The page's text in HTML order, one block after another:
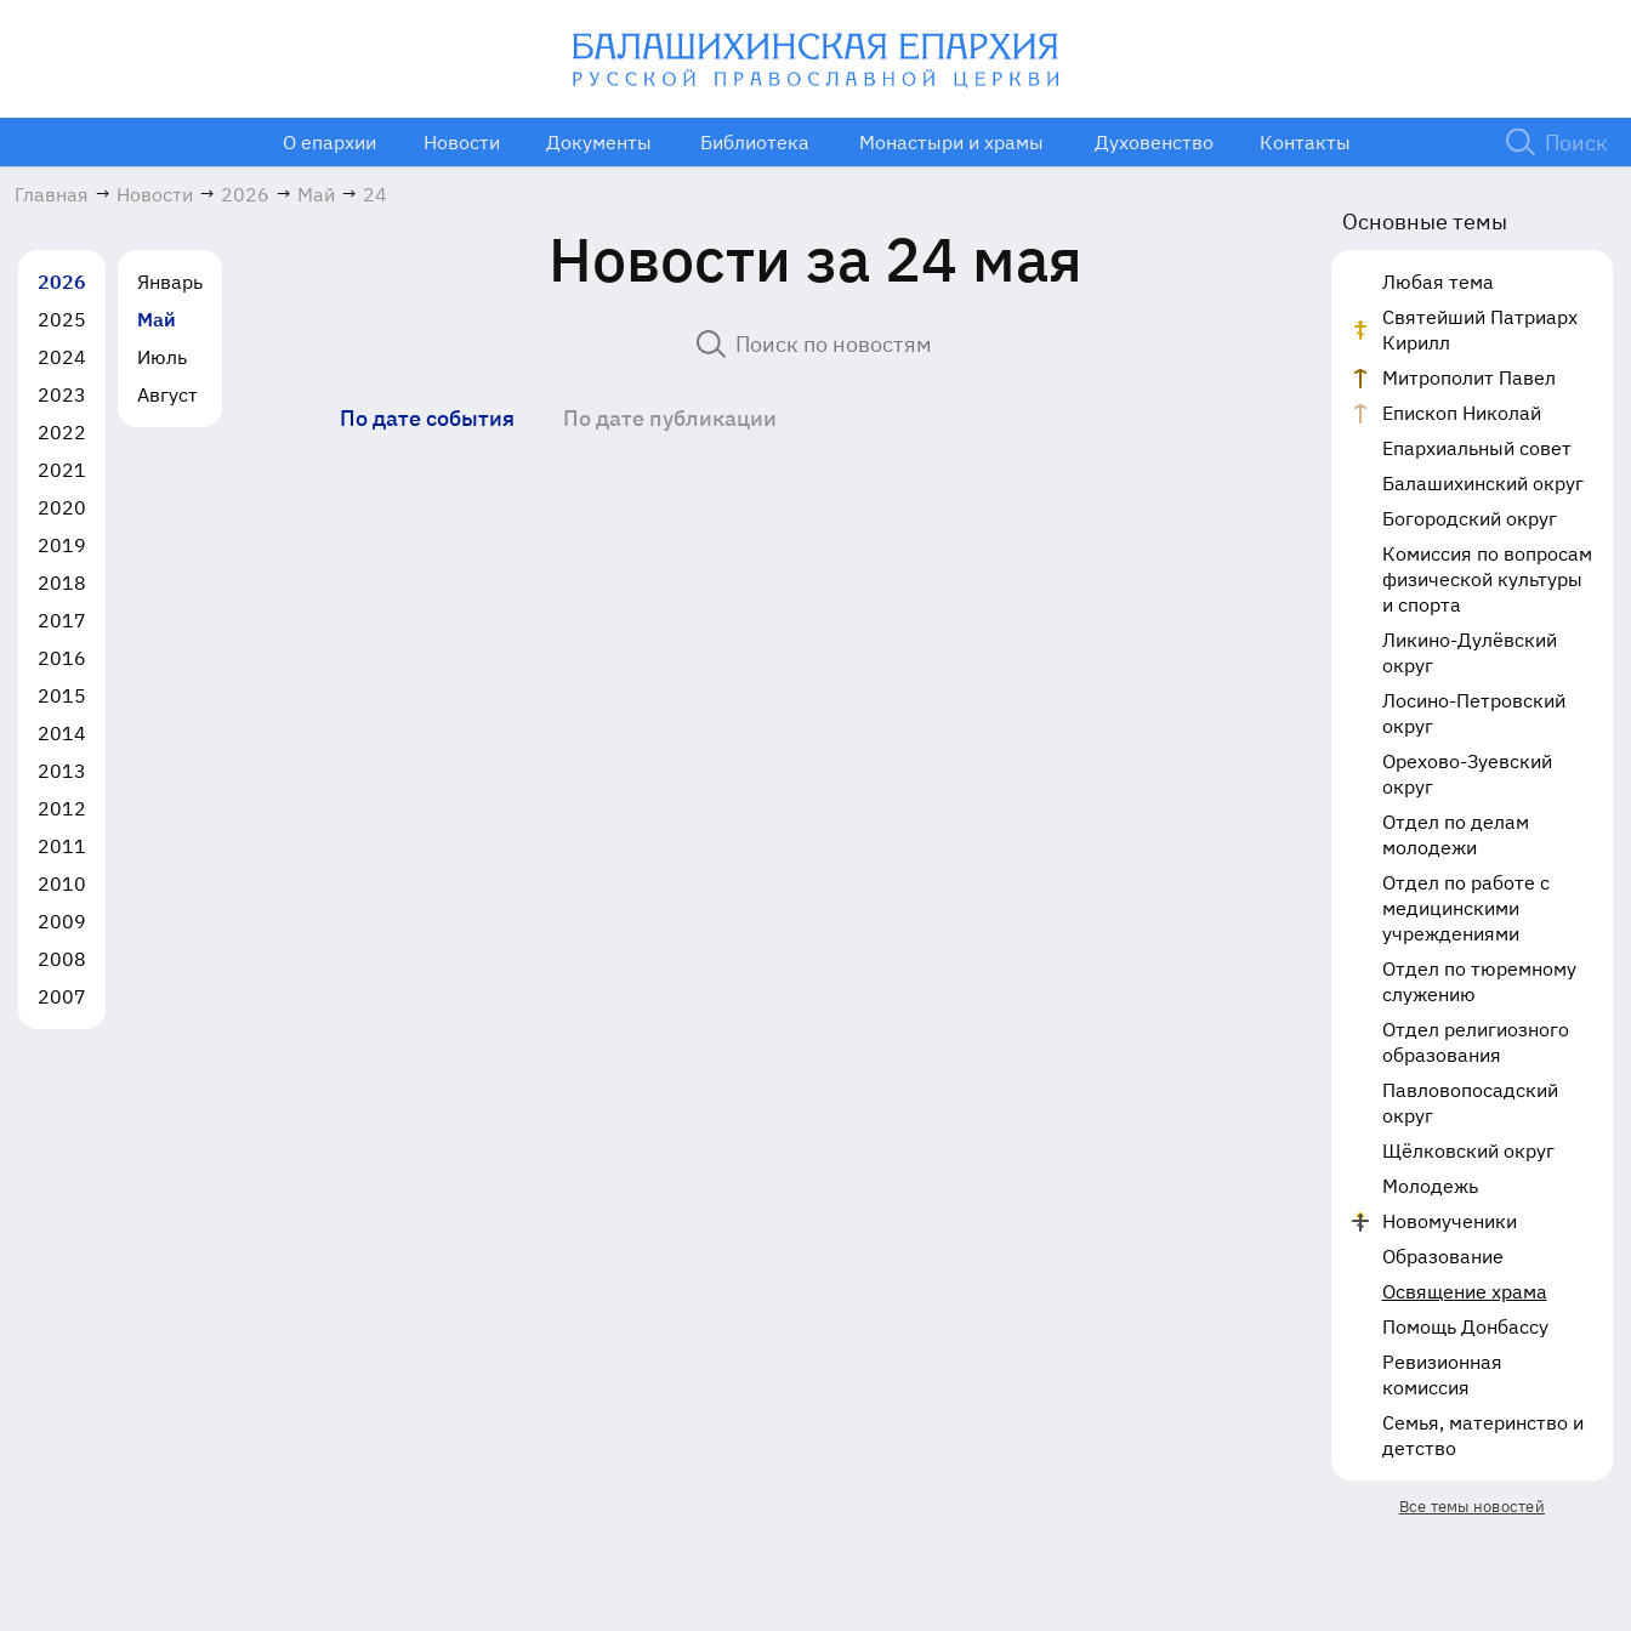
О епархии Новости Документы Библиотека Монастыри и храмы Духовенство Контакты
Главная → Новости → 2026 → Май → 24
2026
2025
2024
2023
2022
2021
2020
2019
2018
2017
2016
2015
2014
2013
2012
2011
2010
2009
2008
2007
Январь
Май
Июль
Август
Новости за 24 мая
По дате события По дате публикации
Основные темы
Любая тема
Святейший Патриарх
Кирилл
Митрополит Павел
Епископ Николай
Епархиальный совет
Балашихинский округ
Богородский округ
Комиссия по вопросам
физической культуры
и спорта
Ликино-Дулёвский
округ
Лосино-Петровский
округ
Орехово-Зуевский
округ
Отдел по делам
молодежи
Отдел по работе с
медицинскими
учреждениями
Отдел по тюремному
служению
Отдел религиозного
образования
Павловопосадский
округ
Щёлковский округ
Молодежь
Новомученики
Образование
Освящение храма
Помощь Донбассу
Ревизионная
комиссия
Семья, материнство и
детство
Все темы новостей